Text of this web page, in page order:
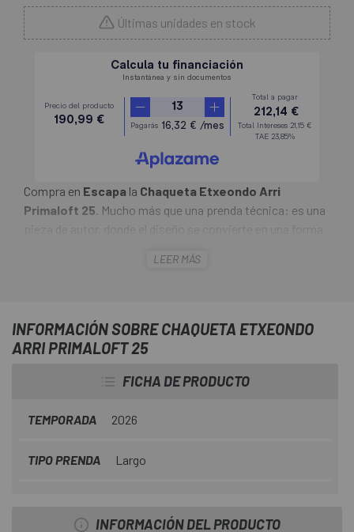
Últimas unidades en stock
Compra en Escapa la Chaqueta Etxeondo Arri
Primaloft 25. Mucho más que una prenda técnica: es una
pieza de autor, donde el diseño se convierte en una forma
cuidada como si se tratase de una prenda por encargo,
bicicleta.
LEER MÁS
INFORMACIÓN SOBRE CHAQUETA ETXEONDO
ARRI PRIMALOFT 25
FICHA DE PRODUCTO
TEMPORADA 2026
TIPO PRENDA Largo
INFORMACIÓN DEL PRODUCTO